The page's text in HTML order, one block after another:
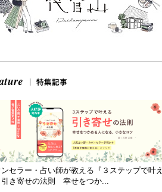
セラー・占い師が教える『３ステップで叶え
き寄せの法則 幸せをつか...